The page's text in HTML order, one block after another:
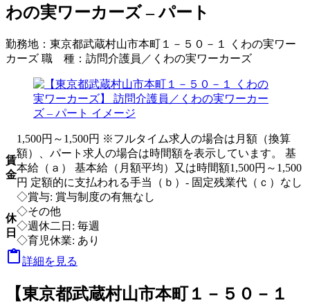
わの実ワーカーズ – パート
勤務地： 東京都武蔵村山市本町１－５０－１ くわの実ワー
カーズ 職 種： 訪問介護員／くわの実ワーカーズ
賃
金
1,500円～1,500円 ※フルタイム求人の場合は月額（換算
額）、パート求人の場合は時間額を表示しています。 基
本給（ａ） 基本給（月額平均）又は時間額1,500円～1,500
円 定額的に支払われる手当（ｂ）- 固定残業代（ｃ）なし
◇賞与: 賞与制度の有無なし
休
日
◇その他
◇週休二日: 毎週
◇育児休業: あり
詳細を見る
【東京都武蔵村山市本町１－５０－１